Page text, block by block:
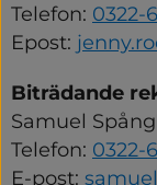
Telefon: 0322-
Epost:
Biträdande
Samuel
Telefon: 0322-
E-post: